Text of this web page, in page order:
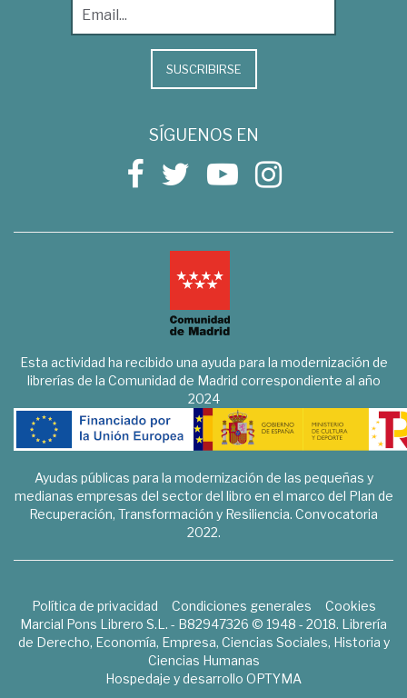
SUSCRIBIRSE
SÍGUENOS EN
Esta actividad ha recibido una ayuda para la modernización de
librerías de la Comunidad de Madrid correspondiente al año
2024
Ayudas públicas para la modernización de las pequeñas y
medianas empresas del sector del libro en el marco del Plan de
Recuperación, Transformación y Resiliencia. Convocatoria
2022.
Política de privacidad Condiciones generales
Cookies
Marcial Pons Librero S.L. - B82947326 © 1948 - 2018. Librería
de Derecho, Economía, Empresa, Ciencias Sociales, Historia y
Ciencias Humanas
Hospedaje y desarrollo OPTYMA